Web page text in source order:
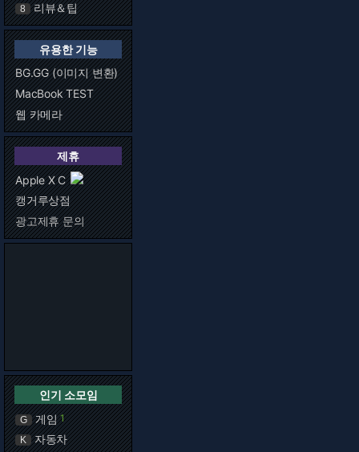
8 리뷰＆팁
유용한 기능
BG.GG (이미지 변환)
MacBook TEST
웹 카메라
제휴
Apple X C
캥거루상점
광고제휴 문의
인기 소모임
G 게임 1
K 자동차